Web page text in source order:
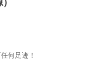
何足迹！